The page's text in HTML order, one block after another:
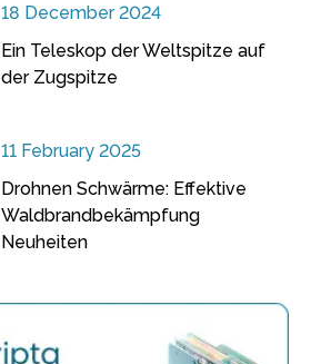
18 December 2024
Ein Teleskop der Weltspitze auf
der Zugspitze
11 February 2025
Drohnen Schwärme: Effektive
Waldbrandbekämpfung
Neuheiten